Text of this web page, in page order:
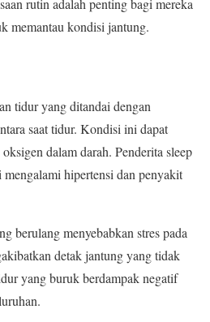
rutin adalah penting bagi mereka
memantau kondisi jantung.
tidur yang ditandai dengan
saat tidur. Kondisi ini dapat
dalam darah. Penderita sleep
hipertensi dan penyakit
berulang menyebabkan stres pada
detak jantung yang tidak
yang buruk berdampak negatif